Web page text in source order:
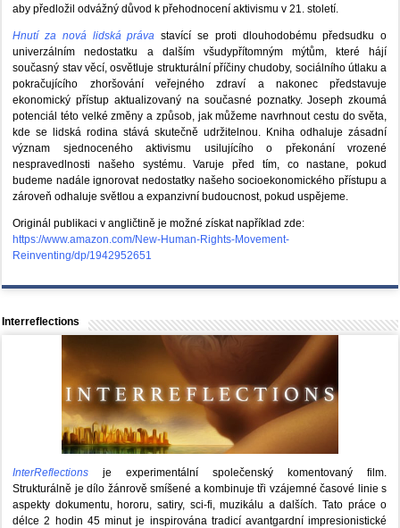
aby předložil odvážný důvod k přehodnocení aktivismu v 21. století.
Hnutí za nová lidská práva stavící se proti dlouhodobému předsudku o
univerzálním nedostatku a dalším všudypřítomným mýtům, které hájí
současný stav věcí, osvětluje strukturální příčiny chudoby, sociálního útlaku a
pokračujícího zhoršování veřejného zdraví a nakonec představuje
ekonomický přístup aktualizovaný na současné poznatky. Joseph zkoumá
potenciál této velké změny a způsob, jak můžeme navrhnout cestu do světa,
kde se lidská rodina stává skutečně udržitelnou. Kniha odhaluje zásadní
význam sjednoceného aktivismu usilujícího o překonání vrozené
nespravedlnosti našeho systému. Varuje před tím, co nastane, pokud
budeme nadále ignorovat nedostatky našeho socioekonomického přístupu a
zároveň odhaluje světlou a expanzivní budoucnost, pokud uspějeme.
Originál publikaci v angličtině je možné získat například zde:
https://www.amazon.com/New-Human-Rights-Movement-
Reinventing/dp/1942952651
Interreflections
InterReflections je experimentální společenský komentovaný film.
Strukturálně je dílo žánrově smíšené a kombinuje tři vzájemné časové linie s
aspekty dokumentu, hororu, satiry, sci-fi, muzikálu a dalších. Tato práce o
délce 2 hodin 45 minut je inspirována tradicí avantgardní impresionistické